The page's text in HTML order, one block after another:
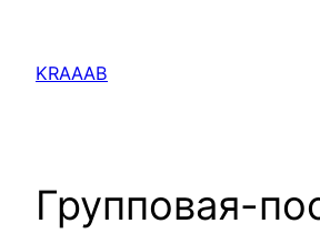
содержимому
KRAAAB
Групповая-